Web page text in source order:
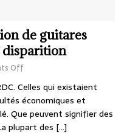
de guitares
disparition
Off
Celles qui existaient
économiques et
Que peuvent signifier des
plupart des […]